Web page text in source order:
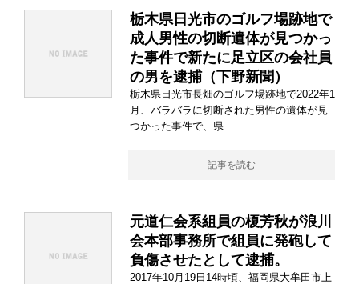
栃木県日光市のゴルフ場跡地で
成人男性の切断遺体が見つかっ
た事件で新たに足立区の会社員
の男を逮捕（下野新聞）
栃木県日光市長畑のゴルフ場跡地で2022年1
月、バラバラに切断された男性の遺体が見
つかった事件で、県
記事を読む
元道仁会系組員の榎芳秋が浪川
会本部事務所で組員に発砲して
負傷させたとして逮捕。
2017年10月19日14時頃、福岡県大牟田市上